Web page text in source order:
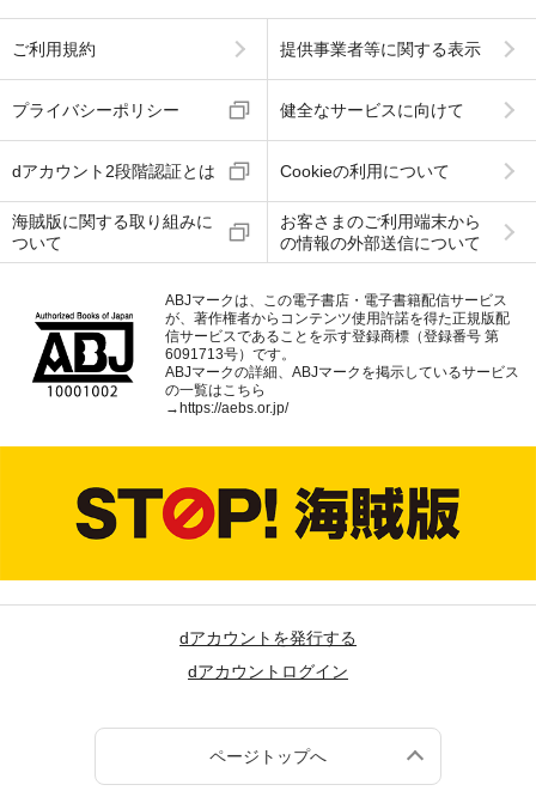
ご利用規約 提供事業者等に関する表示
プライバシーポリシー 健全なサービスに向けて
dアカウント2段階認証とは Cookieの利用について
海賊版に関する取り組みに
ついて
お客さまのご利用端末から
の情報の外部送信について
ABJマークは、この電子書店・電子書籍配信サービス
が、著作権者からコンテンツ使用許諾を得た正規版配
信サービスであることを示す登録商標（登録番号 第
6091713号）です。
ABJマークの詳細、ABJマークを掲示しているサービス
の一覧はこちら
→ https://aebs.or.jp/
dアカウントを発行する
dアカウントログイン
ページトップへ